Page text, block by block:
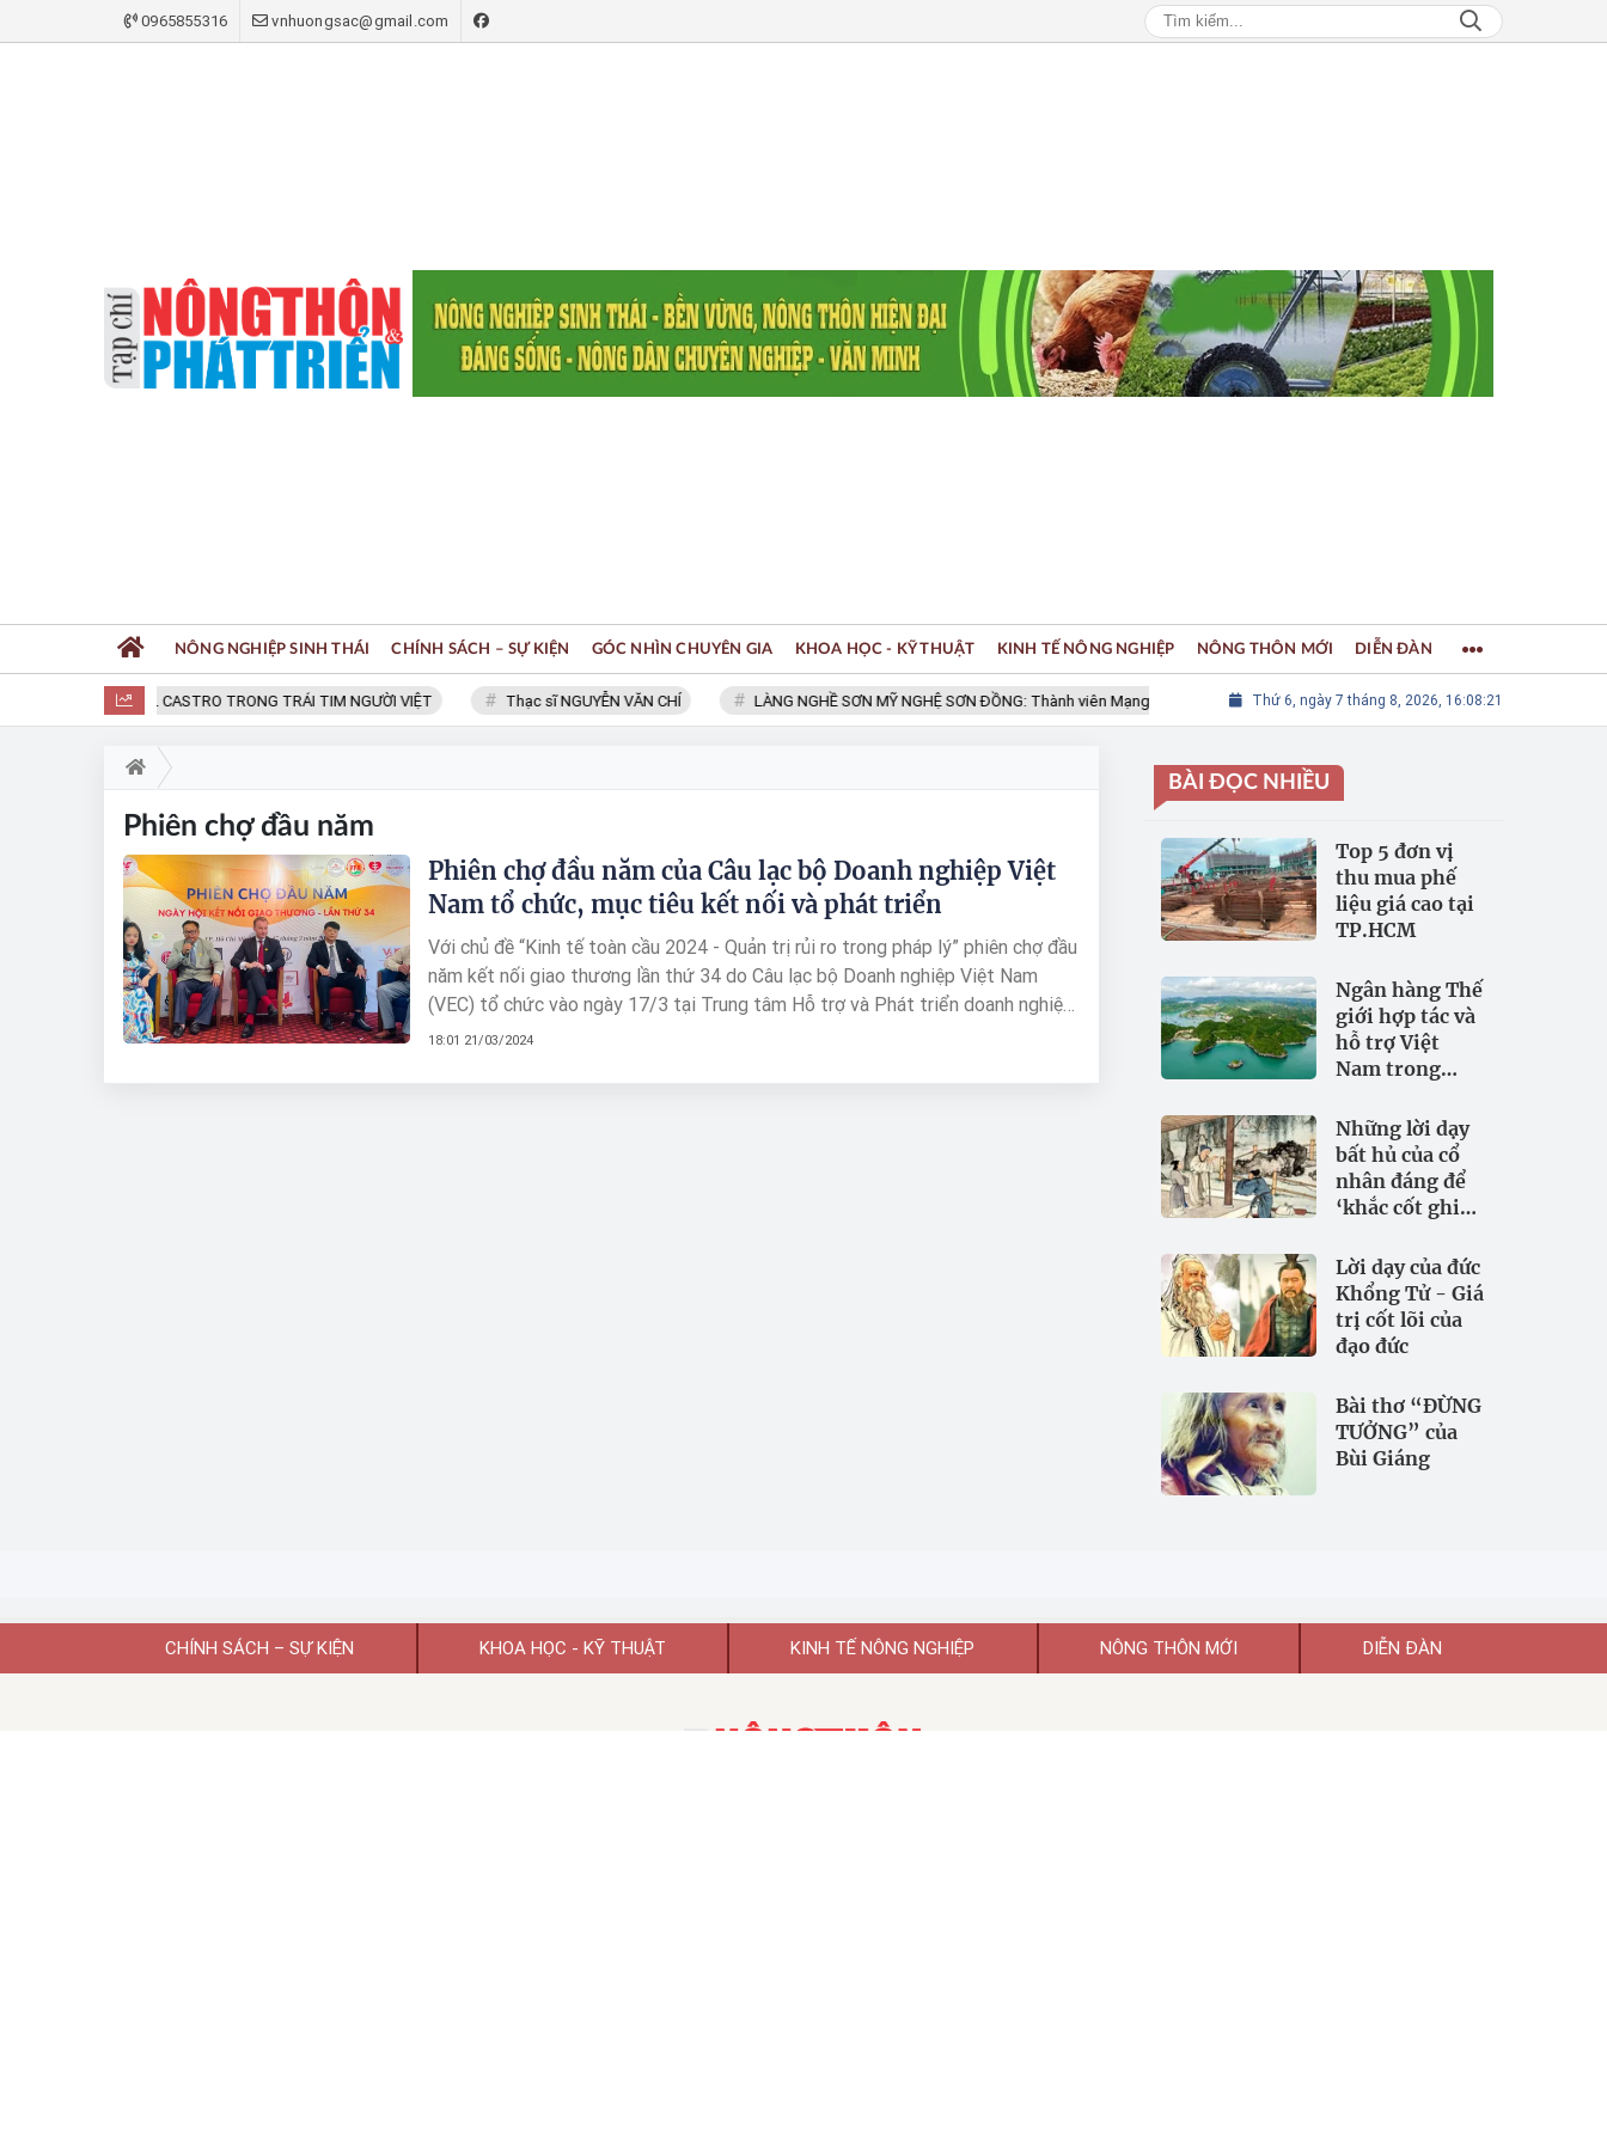
0965855316 vnhuongsac@gmail.com
FIDEL CASTRO TRONG TRÁI TIM NGƯỜI VIỆT Thạc sĩ NGUYỄN VĂN CHÍ LÀNG NGHỀ SƠN MỸ NGHỆ SƠN ĐỒNG: Thành viên Mạng lưới các Thành phố Thủ công sáng tạo Thế giới
Thứ 6, ngày 7 tháng 8, 2026, 16:08:22
NÔNG NGHIỆP SINH THÁI CHÍNH SÁCH – SỰ KIỆN GÓC NHÌN CHUYÊN GIA KHOA HỌC - KỸ THUẬT KINH TẾ NÔNG NGHIỆP NÔNG THÔN MỚI DIỄN ĐÀN
Phiên chợ đầu năm
Phiên chợ đầu năm của Câu lạc bộ Doanh nghiệp Việt
Nam tổ chức, mục tiêu kết nối và phát triển
Với chủ đề “Kinh tế toàn cầu 2024 - Quản trị rủi ro trong pháp lý” phiên chợ đầu
năm kết nối giao thương lần thứ 34 do Câu lạc bộ Doanh nghiệp Việt Nam
(VEC) tổ chức vào ngày 17/3 tại Trung tâm Hỗ trợ và Phát triển doanh nghiệp
TP.HCM (thuộc Sở Công Thương TP.HCM) đã diễn ra thành công rực rỡ.
18:01 21/03/2024
BÀI ĐỌC NHIỀU
Top 5 đơn vị
thu mua phế
liệu giá cao tại
TP.HCM
Ngân hàng Thế
giới hợp tác và
hỗ trợ Việt
Nam trong
ninh nguồn
nước
Những lời dạy
bất hủ của cổ
nhân đáng để
‘khắc cốt ghi
Lời dạy của đức
Khổng Tử - Giá
trị cốt lõi của
đạo đức
Bài thơ “ĐỪNG
TƯỞNG” của
Bùi Giáng
CHÍNH SÁCH – SỰ KIỆN KHOA HỌC - KỸ THUẬT KINH TẾ NÔNG NGHIỆP NÔNG THÔN MỚI DIỄN ĐÀN